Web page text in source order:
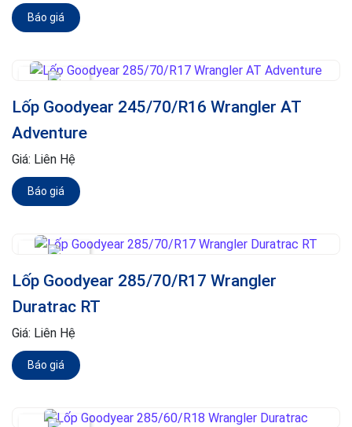
Báo giá
Lốp Goodyear 245/70/R16 Wrangler AT
Adventure
Giá: Liên Hệ
Báo giá
Lốp Goodyear 285/70/R17 Wrangler
Duratrac RT
Giá: Liên Hệ
Báo giá